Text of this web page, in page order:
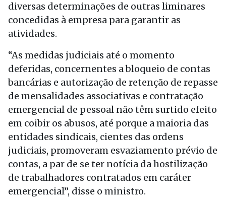
diversas determinações de outras liminares
concedidas à empresa para garantir as
atividades.
“As medidas judiciais até o momento
deferidas, concernentes a bloqueio de contas
bancárias e autorização de retenção de repasse
de mensalidades associativas e contratação
emergencial de pessoal não têm surtido efeito
em coibir os abusos, até porque a maioria das
entidades sindicais, cientes das ordens
judiciais, promoveram esvaziamento prévio de
contas, a par de se ter notícia da hostilização
de trabalhadores contratados em caráter
emergencial”, disse o ministro.